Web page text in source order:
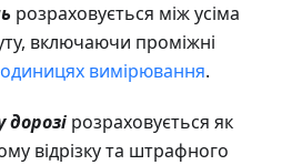
розраховується між усіма
включаючи проміжні
одиницях вимірювання.
дорозі розраховується як
відрізку та штрафного